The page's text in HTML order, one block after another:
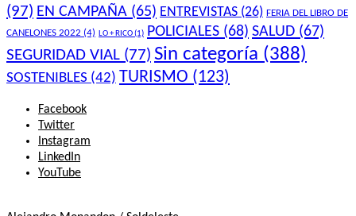
(97) EN CAMPAÑA (65) ENTREVISTAS (26) FERIA DEL LIBRO DE
CANELONES 2022 (4) LO + RICO(1) POLICIALES (68) SALUD (67)
SEGURIDAD VIAL (77) Sin categoría (388)
SOSTENIBLES (42) TURISMO (123)
Facebook
Twitter
Instagram
LinkedIn
YouTube